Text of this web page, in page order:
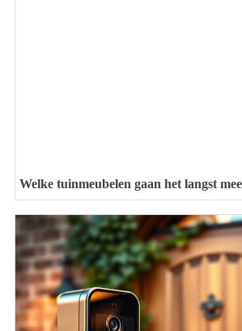
Welke tuinmeubelen gaan het langst